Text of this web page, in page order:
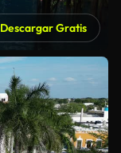
Descargar Gratis